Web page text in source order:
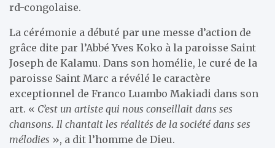
rd-congolaise.
La cérémonie a débuté par une messe d’action de
grâce dite par l’Abbé Yves Koko à la paroisse Saint
Joseph de Kalamu. Dans son homélie, le curé de la
paroisse Saint Marc a révélé le caractère
exceptionnel de Franco Luambo Makiadi dans son
art. « C’est un artiste qui nous conseillait dans ses
chansons. Il chantait les réalités de la société dans ses
mélodies », a dit l’homme de Dieu.